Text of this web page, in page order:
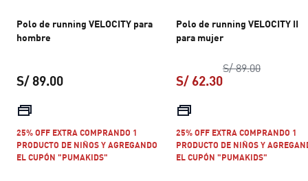
Polo de running VELOCITY para
hombre
S/ 89.00
25% OFF EXTRA COMPRANDO 1
PRODUCTO DE NIÑOS Y AGREGANDO
EL CUPÓN "PUMAKIDS"
Polo de running VELOCITY II
para mujer
S/ 89.00precio
S/ 62.30
25% OFF EXTRA COMPRANDO 1
PRODUCTO DE NIÑOS Y
EL CUPÓN "PUMAKIDS"